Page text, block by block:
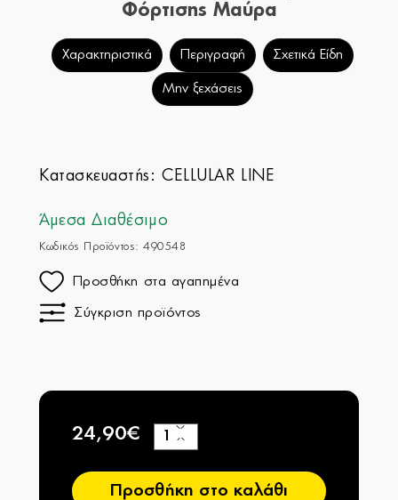
Φόρτισης Μαύρα
Χαρακτηριστικά Περιγραφή Σχετικά Είδη
Μην ξεχάσεις
Κατασκευαστής:CELLULAR LINE
Άμεσα Διαθέσιμο
Κωδικός Προϊόντος: 490548
Προσθήκη στα αγαπημένα
Σύγκριση προϊόντος
24,90€
−
+
Προσθήκη στο καλάθι